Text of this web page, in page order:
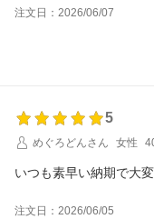
注文日：2026/06/07
5
めぐろどんさん
女性
いつも素早い納期で大
注文日：2026/06/05